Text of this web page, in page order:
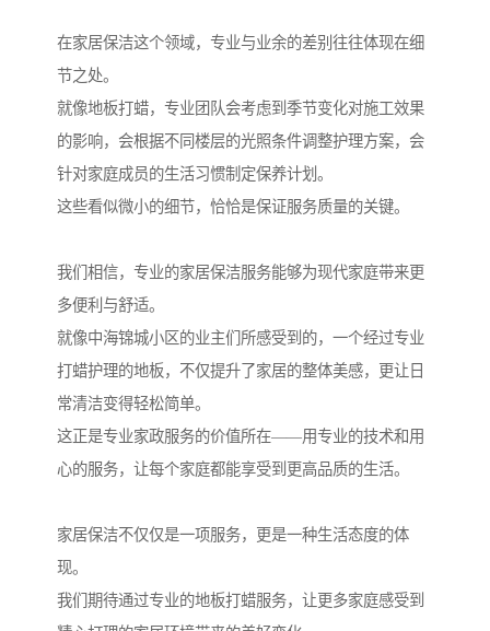
在家居保洁这个领域，专业与业余的差别往往体现在细
节之处。
就像地板打蜡，专业团队会考虑到季节变化对施工效果
的影响，会根据不同楼层的光照条件调整护理方案，会
针对家庭成员的生活习惯制定保养计划。
这些看似微小的细节，恰恰是保证服务质量的关键。
我们相信，专业的家居保洁服务能够为现代家庭带来更
多便利与舒适。
就像中海锦城小区的业主们所感受到的，一个经过专业
打蜡护理的地板，不仅提升了家居的整体美感，更让日
常清洁变得轻松简单。
这正是专业家政服务的价值所在——用专业的技术和用
心的服务，让每个家庭都能享受到更高品质的生活。
家居保洁不仅仅是一项服务，更是一种生活态度的体
现。
我们期待通过专业的地板打蜡服务，让更多家庭感受到